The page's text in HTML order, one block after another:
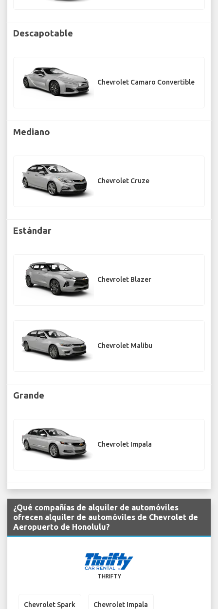
Descapotable
Chevrolet Camaro Convertible
Mediano
Chevrolet Cruze
Estándar
Chevrolet Blazer
Chevrolet Malibu
Grande
Chevrolet Impala
¿Qué compañías de alquiler de automóviles
ofrecen alquiler de automóviles de Chevrolet de
Aeropuerto de Honolulu?
THRIFTY
Chevrolet Spark Chevrolet Impala